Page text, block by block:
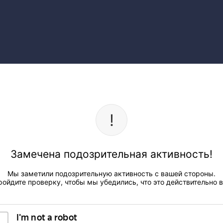
Замечена подозрительная активность!
Мы заметили подозрительную активность с вашей стороны.
проверку, чтобы мы убедились, что это действительно